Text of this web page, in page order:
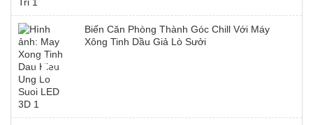
Biến Căn Phòng Thành Góc Chill Với Máy
Xông Tinh Dầu Giả Lò Sưởi